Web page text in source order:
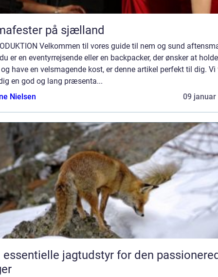
på sjælland
Velkommen til vores guide til nem og sund
er en eventyrrejsende eller en backpacker, der ønsker at
have en velsmagende kost, er denne artikel perfekt til dig. Vi
en god og lang præsenta...
Nielsen
09 januar
essentielle jagtudstyr for den